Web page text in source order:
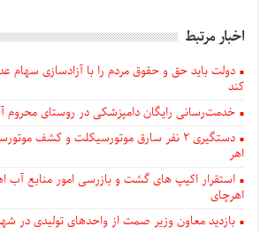
اخبار مرتبط
دولت باید حق و حقوق مردم را با آزادسازی سهام
کند
خدمت‌رسانی رایگان دامپزشکی در روستای محروم
دستگيری ۲ نفر سارق موتورسیکلت و کشف
اهر
استقرار اکیپ های گشت و بازرسی امور منابع آب
اهرچای
بازدید معاون وزیر صمت از واحدهای تولیدی در